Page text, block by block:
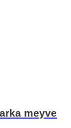
meyve